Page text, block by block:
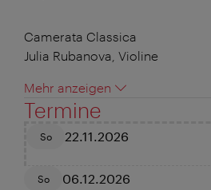
Camerata Classica
Julia Rubanova, Violine
Mehr anzeigen
Termine
So 22.11.2026
So 06.12.2026